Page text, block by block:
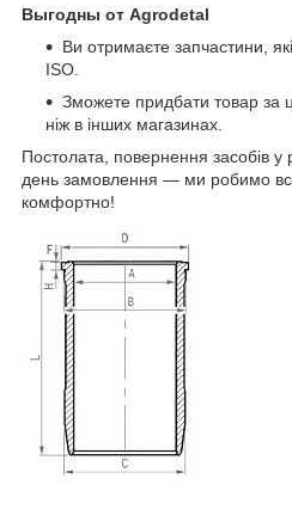
Выгодны от Agrodetal
Ви отримаєте запчастини,
ISO.
Зможете придбати товар за
ніж в інших магазинах.
Постолата, повернення засобів у
день замовлення — ми робимо
комфортно!